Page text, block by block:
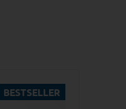
BESTSELLER